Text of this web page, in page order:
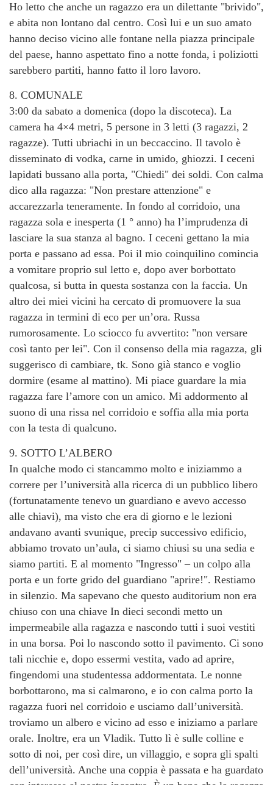
Ho letto che anche un ragazzo era un dilettante "brivido",
e abita non lontano dal centro. Così lui e un suo amato
hanno deciso vicino alle fontane nella piazza principale
del paese, hanno aspettato fino a notte fonda, i poliziotti
sarebbero partiti, hanno fatto il loro lavoro.
8. COMUNALE
3:00 da sabato a domenica (dopo la discoteca). La
camera ha 4×4 metri, 5 persone in 3 letti (3 ragazzi, 2
ragazze). Tutti ubriachi in un beccaccino. Il tavolo è
disseminato di vodka, carne in umido, ghiozzi. I ceceni
lapidati bussano alla porta, "Chiedi" dei soldi. Con calma
dico alla ragazza: "Non prestare attenzione" e
accarezzarla teneramente. In fondo al corridoio, una
ragazza sola e inesperta (1 ° anno) ha l’imprudenza di
lasciare la sua stanza al bagno. I ceceni gettano la mia
porta e passano ad essa. Poi il mio coinquilino comincia
a vomitare proprio sul letto e, dopo aver borbottato
qualcosa, si butta in questa sostanza con la faccia. Un
altro dei miei vicini ha cercato di promuovere la sua
ragazza in termini di eco per un’ora. Russa
rumorosamente. Lo sciocco fu avvertito: "non versare
così tanto per lei". Con il consenso della mia ragazza, gli
suggerisco di cambiare, tk. Sono già stanco e voglio
dormire (esame al mattino). Mi piace guardare la mia
ragazza fare l’amore con un amico. Mi addormento al
suono di una rissa nel corridoio e soffia alla mia porta
con la testa di qualcuno.
9. SOTTO L’ALBERO
In qualche modo ci stancammo molto e iniziammo a
correre per l’università alla ricerca di un pubblico libero
(fortunatamente tenevo un guardiano e avevo accesso
alle chiavi), ma visto che era di giorno e le lezioni
andavano avanti svunique, precip successivo edificio,
abbiamo trovato un’aula, ci siamo chiusi su una sedia e
siamo partiti. E al momento "Ingresso" – un colpo alla
porta e un forte grido del guardiano "aprire!". Restiamo
in silenzio. Ma sapevano che questo auditorium non era
chiuso con una chiave In dieci secondi metto un
impermeabile alla ragazza e nascondo tutti i suoi vestiti
in una borsa. Poi lo nascondo sotto il pavimento. Ci sono
tali nicchie e, dopo essermi vestita, vado ad aprire,
fingendomi una studentessa addormentata. Le nonne
borbottarono, ma si calmarono, e io con calma porto la
ragazza fuori nel corridoio e usciamo dall’università.
troviamo un albero e vicino ad esso e iniziamo a parlare
orale. Inoltre, era un Vladik. Tutto lì è sulle colline e
sotto di noi, per così dire, un villaggio, e sopra gli spalti
dell’università. Anche una coppia è passata e ha guardato